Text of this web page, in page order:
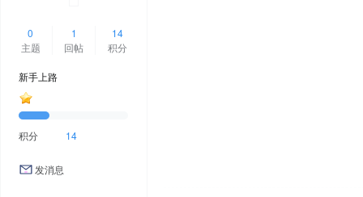
0
主题
1
回帖
14
积分
新手上路
积分 14
发消息